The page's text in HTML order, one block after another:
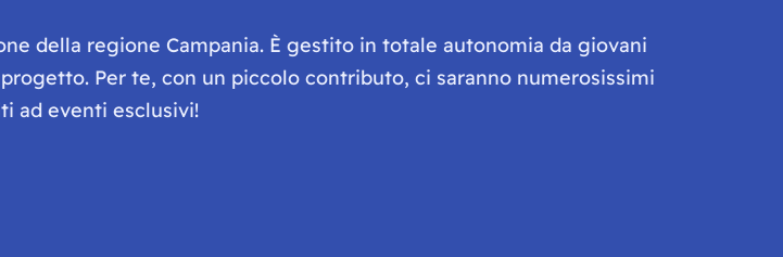
della regione Campania. È gestito in totale autonomia da giovani
Per te, con un piccolo contributo, ci saranno numerosissimi
ad eventi esclusivi!